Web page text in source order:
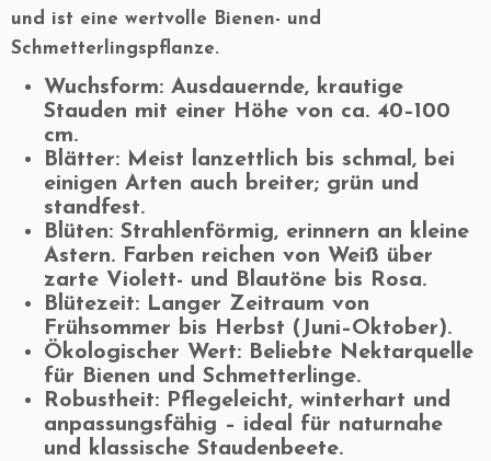
und ist eine wertvolle Bienen- und
Schmetterlingspflanze.
Wuchsform: Ausdauernde, krautige
Stauden mit einer Höhe von ca. 40–100
cm.
Blätter: Meist lanzettlich bis schmal, bei
einigen Arten auch breiter; grün und
standfest.
Blüten: Strahlenförmig, erinnern an kleine
Astern. Farben reichen von Weiß über
zarte Violett- und Blautöne bis Rosa.
Blütezeit: Langer Zeitraum von
Frühsommer bis Herbst (Juni–Oktober).
Ökologischer Wert: Beliebte Nektarquelle
für Bienen und Schmetterlinge.
Robustheit: Pflegeleicht, winterhart und
anpassungsfähig – ideal für naturnahe
und klassische Staudenbeete.